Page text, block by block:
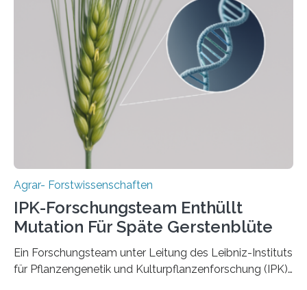
Kulturpflanzenforschung (IPK) zeigt, dass die heutige
Gerste aus verschiedenen Wildpopulationen im
sogenannten Fruchtbaren Halbmond hervorgegangen
ist. Sie besitzt also eine Art „Mosaik-Abstammung“. Die
Ergebnisse der Studie wurden heute in der
Fachzeitschrift „Nature“ veröffentlicht. Die
Forschungsgruppe hat die Evolution und…
Agrar- Forstwissenschaften
IPK-Forschungsteam Enthüllt
Mutation Für Späte Gerstenblüte
Ein Forschungsteam unter Leitung des Leibniz-Instituts
für Pflanzengenetik und Kulturpflanzenforschung (IPK)